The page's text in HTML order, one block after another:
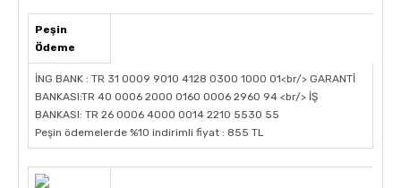
Peşin
Ödeme
İNG BANK : TR 31 0009 9010 4128 0300 1000 01<br/> GARANTİ
BANKASI:TR 40 0006 2000 0160 0006 2960 94 <br/> İŞ
BANKASI: TR 26 0006 4000 0014 2210 5530 55
Peşin ödemelerde %10 indirimli fiyat : 855 TL